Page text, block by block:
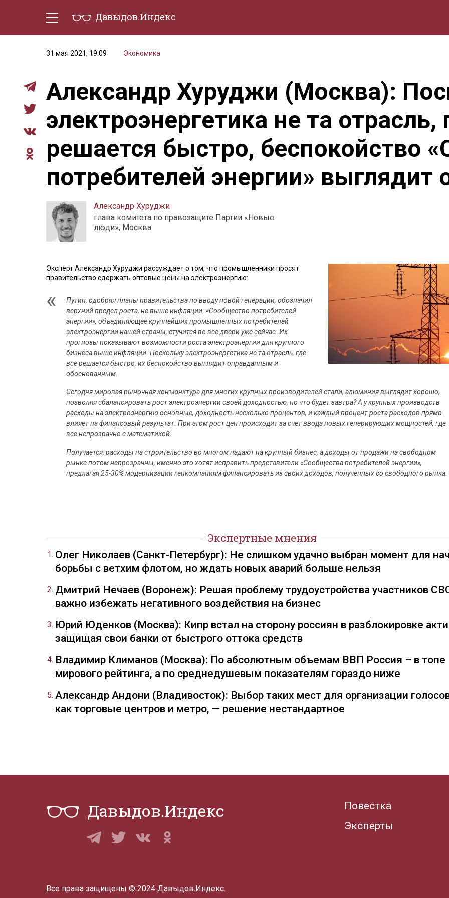
Давыдов.Индекс
31 мая 2021, 19:09
Экономика
Александр Хуруджи (Москва):
электроэнергетика не та отрасль,
решается быстро, беспокойство
потребителей энергии»
Александр Хуруджи
глава комитета по правозащите Партии «Новые
люди», Москва
Эксперт Александр Хуруджи рассуждает о том, что промышленники просят
правительство сдержать оптовые цены на электроэнергию:
Путин, одобряя планы правительства по вводу новой генерации, обозначил
верхний предел роста, не выше инфляции. «Сообщество потребителей
энергии», объединяющее крупнейших промышленных потребителей
электроэнергии нашей страны, стучится во все двери уже сейчас. Их
прогнозы показывают возможности роста электроэнергии для крупного
бизнеса выше инфляции. Поскольку электроэнергетика не та отрасль, где
все решается быстро, их беспокойство выглядит оправданным и
обоснованным.
Сегодня мировая рыночная конъюнктура для многих крупных производителей стали, алюминия выглядит хорошо,
позволяя сбалансировать рост электроэнергии своей доходностью, но что будет завтра? А у крупных производств
расходы на электроэнергию основные, доходность несколько процентов, и каждый процент роста расходов прямо
влияет на финансовый результат. При этом рост цен происходит за счет ввода новых генерирующих мощностей, где
все непрозрачно с математикой.
Получается, расходы на строительство во многом падают на крупный бизнес, а доходы от продажи на свободном
рынке потом непрозрачны, именно это хотят исправить представители «Сообщества потребителей энергии»,
предлагая 25-30% модернизации генкомпаниям финансировать из своих доходов, полученных со свободного рынка.
Экспертные мнения
Олег Николаев (Санкт-Петербург): Не слишком удачно выбран момент для
борьбы с ветхим флотом, но ждать новых аварий больше нельзя
Дмитрий Нечаев (Воронеж): Решая проблему трудоустройства участников
важно избежать негативного воздействия на бизнес
Юрий Юденков (Москва): Кипр встал на сторону россиян в разблокировке
защищая свои банки от быстрого оттока средств
Владимир Климанов (Москва): По абсолютным объемам ВВП Россия – в топе
мирового рейтинга, а по среднедушевым показателям гораздо ниже
Александр Андони (Владивосток): Выбор таких мест для организации
как торговые центров и метро, — решение нестандартное
Давыдов.Индекс
Повестка
Эксперты
Все права защищены © 2024 Давыдов.Индекс.